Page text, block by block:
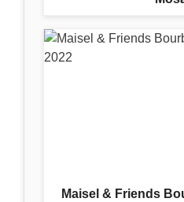
Maisel & Friends